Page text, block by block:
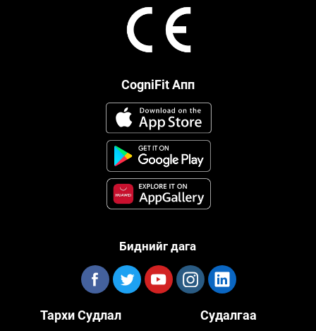
CogniFit Апп
Биднийг дага
Тархи Судлал Судалгаа